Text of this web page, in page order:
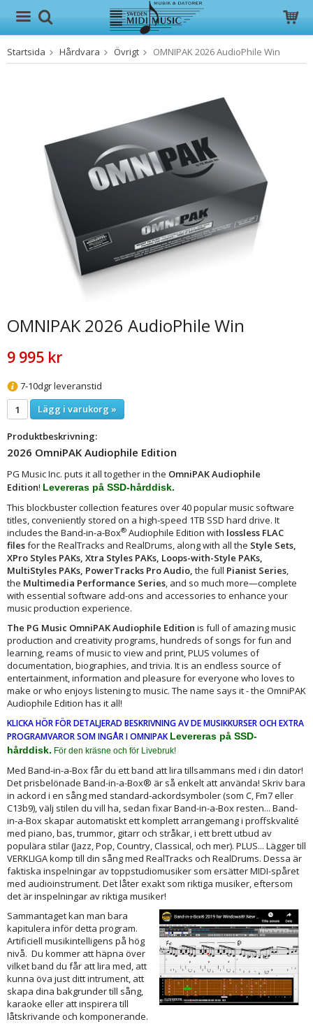
Produkten har blivit tillagd i varukorgen
Startsida Hårdvara Övrigt OMNIPAK 2026 AudioPhile Win
OMNIPAK 2026 AudioPhile Win
9 995 kr
7-10dgr leveranstid
Lägg i varukorg »
Produktbeskrivning:
2026 OmniPAK Audiophile Edition
PG Music Inc. puts it all together in the OmniPAK Audiophile
Edition! Levereras på SSD-hårddisk.
This blockbuster collection features over 40 popular music software
titles, conveniently stored on a high-speed 1TB SSD hard drive. It
includes the Band-in-a-Box® Audiophile Edition with lossless FLAC
filesfor the RealTracks and RealDrums, along with all the Style Sets,
XPro Styles PAKs, Xtra Styles PAKs, Loops-with-Style PAKs,
MultiStyles PAKs, PowerTracks Pro Audio, the full Pianist Series,
the Multimedia Performance Series, and so much more—complete
with essential software add-ons and accessories to enhance your
music production experience.
The PG Music OmniPAK Audiophile Edition is full of amazing music
production and creativity programs, hundreds of songs for fun and
learning, reams of music to view and print, PLUS volumes of
documentation, biographies, and trivia. It is an endless source of
entertainment, information and pleasure for everyone who loves to
make or who enjoys listening to music. The name says it - the OmniPAK
Audiophile Edition has it all!
KLICKA HÖR FÖR DETALJERAD BESKRIVNING AV DE MUSIKKURSER OCH EXTRA
PROGRAMVAROR SOM INGÅR I OMNIPAK Levereras på SSD-
hårddisk. För den kräsne och för Livebruk!
Med Band-in-a-Box får du ett band att lira tillsammans med i din dator!
Det prisbelönade Band-in-a-Box® är så enkelt att använda! Skriv bara
in ackord i en sång med standard-ackordsymboler (som C, Fm7 eller
C13b9), välj stilen du vill ha, sedan fixar Band-in-a-Box resten... Band-
in-a-Box skapar automatiskt ett komplett arrangemang i proffskvalité
med piano, bas, trummor, gitarr och stråkar, i ett brett utbud av
populära stilar (Jazz, Pop, Country, Classical, och mer). PLUS... Lägger till
VERKLIGA komp till din sång med RealTracks och RealDrums. Dessa är
faktiska inspelningar av toppstudiomusiker som ersätter MIDI-spåret
med audioinstrument. Det låter exakt som riktiga musiker, eftersom
det är inspelningar av riktiga musiker!
Sammantaget kan man bara
kapitulera inför detta program.
Artificiell musikintelligens på hög
nivå. Du kommer att häpna över
vilket band du får att lira med, att
kunna öva just ditt intrument, att
skapa dina bakgrunder till sång,
karaoke eller att inspirera till
låtskrivande och komponerande.